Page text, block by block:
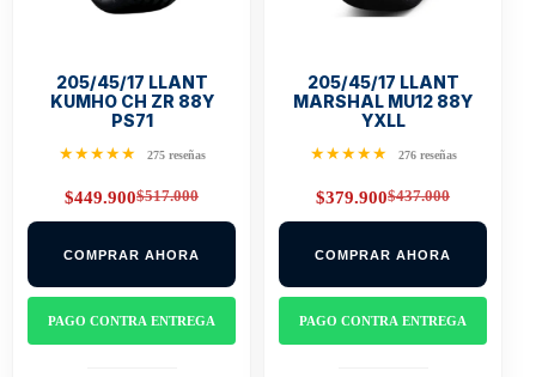
205/45/17 LLANT
KUMHO CH ZR 88Y
PS71
★★★★★ 275 reseñas
$517.000
Original
price
$517.000.
$449.900Current
price
$449.900.
COMPRAR AHORA
PAGO CONTRA ENTREGA
205/45/17 LLANT
MARSHAL MU12 88Y
YXLL
★★★★★ 276 reseñas
$437.000
Original
price
$437.000.
$379.900Current
price
$379.900.
COMPRAR AHORA
PAGO CONTRA ENTREGA